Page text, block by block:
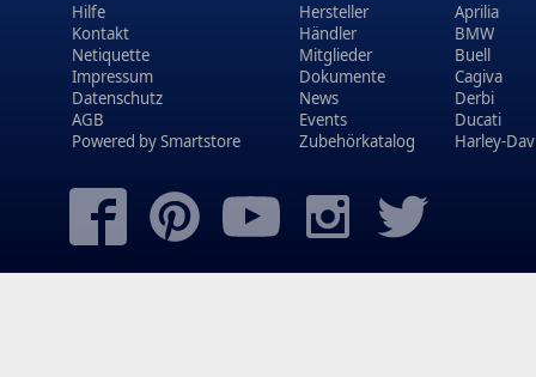
Hilfe
Kontakt
Netiquette
Impressum
Datenschutz
AGB
Powered bySmartstore
Hersteller
Händler
Mitglieder
Dokumente
News
Events
Zubehörkatalog
Aprilia
BMW
Buell
Cagiva
Derbi
Ducati
Harley-